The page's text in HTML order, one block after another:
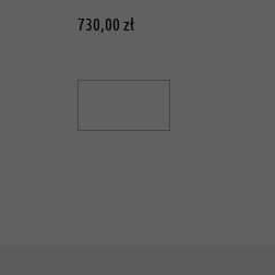
730,00 zł